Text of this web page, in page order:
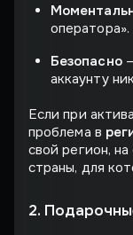
оператора».
Безопасно—
аккаунту
Если при
проблема в
свой регион,
страны, для
2.